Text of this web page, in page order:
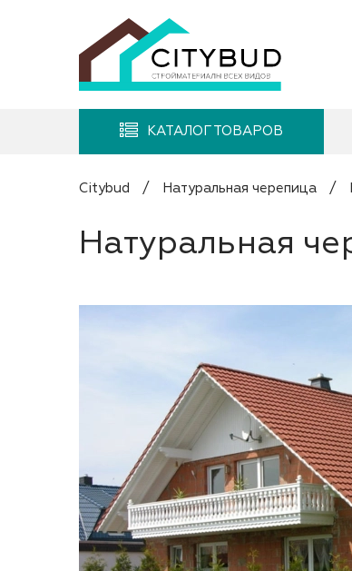
КАТАЛОГ ТОВАРОВ
Citybud / Натуральная черепица /
Натуральная